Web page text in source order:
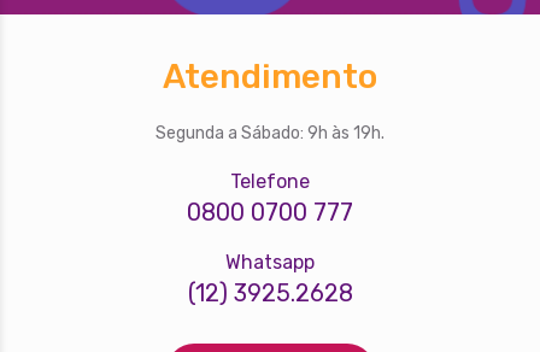
Atendimento
Segunda a Sábado: 9h às 19h.
Telefone
0800 0700 777
Whatsapp
(12) 3925.2628